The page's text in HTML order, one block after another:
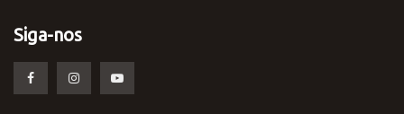
Siga-nos